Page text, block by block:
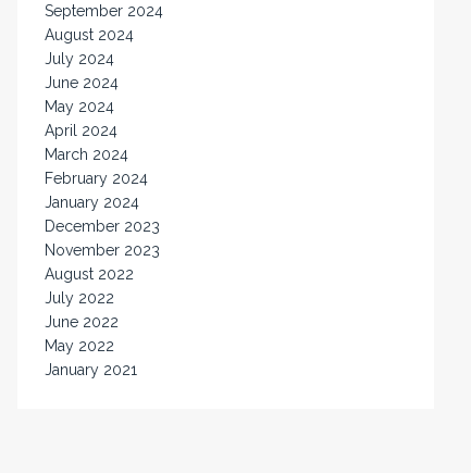
September 2024
August 2024
July 2024
June 2024
May 2024
April 2024
March 2024
February 2024
January 2024
December 2023
November 2023
August 2022
July 2022
June 2022
May 2022
January 2021